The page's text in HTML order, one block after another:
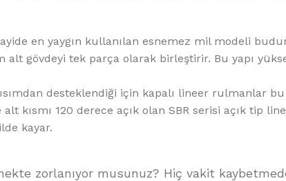
en yaygın kullanılan esnemez mil modeli
gövdeyi tek parça olarak birleştirir. Bu yapı
desteklendiği için kapalı lineer rulmanlar
kısmı 120 derece açık olan SBR serisi açık tip
kayar.
zorlanıyor musunuz? Hiç vakit